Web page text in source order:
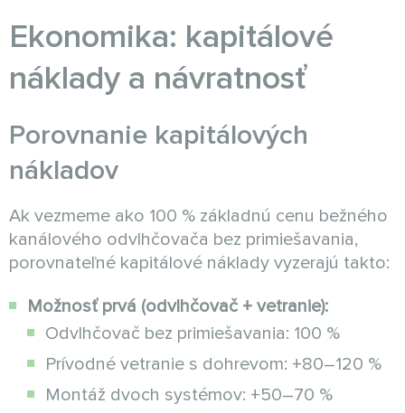
Ekonomika: kapitálové
náklady a návratnosť
Porovnanie kapitálových
nákladov
Ak vezmeme ako 100 % základnú cenu bežného
kanálového odvlhčovača bez primiešavania,
porovnateľné kapitálové náklady vyzerajú takto:
Možnosť prvá (odvlhčovač + vetranie):
Odvlhčovač bez primiešavania: 100 %
Prívodné vetranie s dohrevom: +80–120 %
Montáž dvoch systémov: +50–70 %